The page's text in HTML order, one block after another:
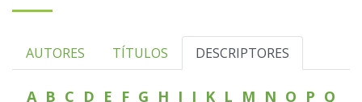
AUTORES TÍTULOS DESCRIPTORES
A B C D E F G H I J K L M N O P Q